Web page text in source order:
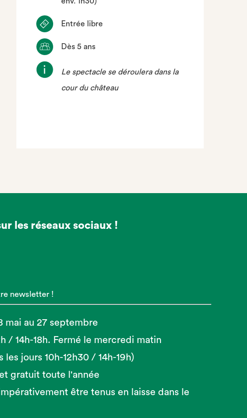
Entrée libre
Dès 5 ans
Le spectacle se déroulera dans la
cour du château
les réseaux sociaux !
newsletter !
mai au 27 septembre
/ 14h-18h. Fermé le mercredi matin
jours 10h-12h30 / 14h-19h)
gratuit toute l'année
être tenus en laisse dans le